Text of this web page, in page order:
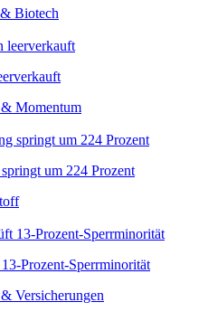
Biotech
Momentum
um 224 Prozent
Prozent-Sperrminorität
Versicherungen